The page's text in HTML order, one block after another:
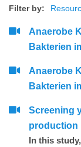
Filter by:
Anaerobe
Bakterien
Anaerobe
Bakterien
Screening
production